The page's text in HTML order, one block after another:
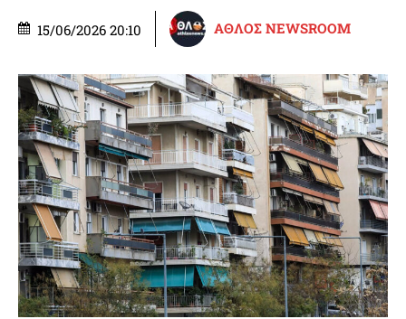
15/06/2026 20:10 ΑΘΛΟΣ NEWSROOM